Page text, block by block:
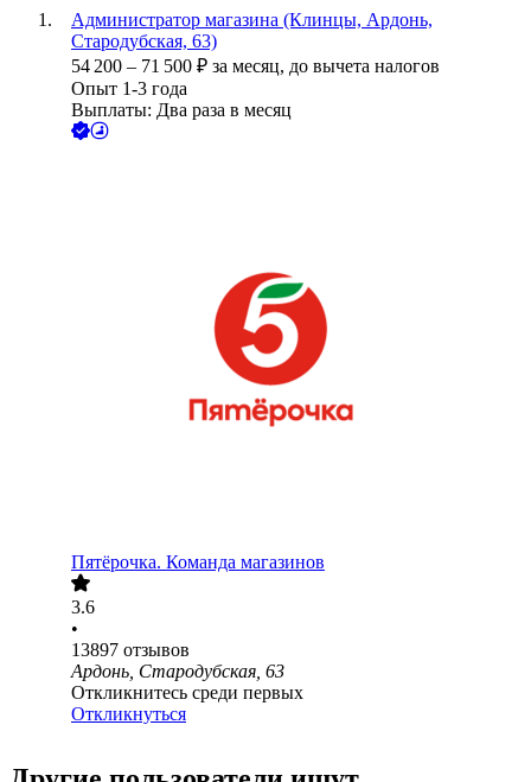
Администратор магазина (Клинцы, Ардонь,
Стародубская, 63)
54 200 – 71 500 ₽ за месяц, до вычета налогов
Опыт 1-3 года
Выплаты: Два раза в месяц
Пятёрочка. Команда магазинов
3.6
•
13897 отзывов
Ардонь, Стародубская, 63
Откликнитесь среди первых
Откликнуться